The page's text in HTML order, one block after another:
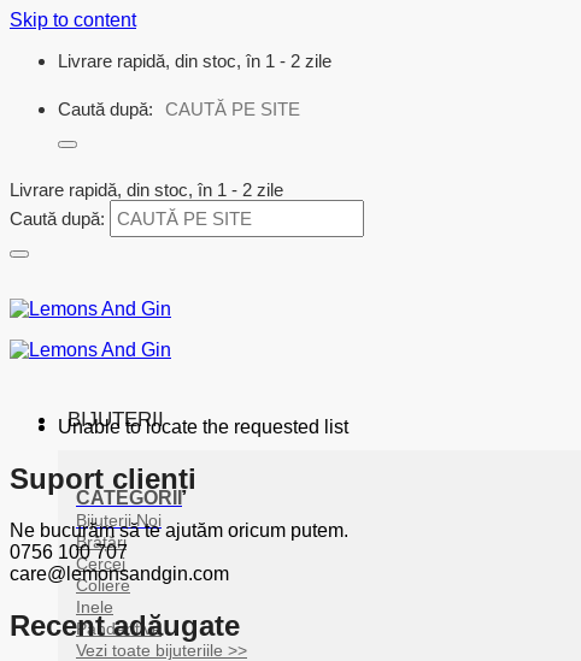
Skip to content
Livrare rapidă, din stoc, în 1 - 2 zile
Caută după:
Livrare rapidă, din stoc, în 1 - 2 zile
Caută după:
BIJUTERII
CATEGORII
Bijuterii Noi
Brățări
Cercei
Coliere
Inele
Pandantive
Vezi toate bijuteriile >>
Unable to locate the requested list
Suport clienți
Ne bucurăm să te ajutăm oricum putem.
0756 100 707
care@lemonsandgin.com
Recent adăugate